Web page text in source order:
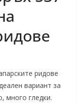
ридове
вариант за
много гледки.